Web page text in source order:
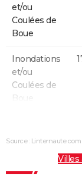
et/ou
Coulées de
Boue
Inondations
et/ou
Coulées de
Boue
et/ou
Source :
Villes